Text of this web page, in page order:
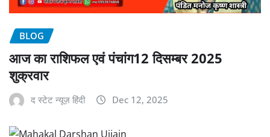
BLOG
आज का राशिफल एवं पंचांग12 दिसम्बर 2025
शुक्रवार
द स्टेट न्यूज़ हिंदी Dec 12, 2025